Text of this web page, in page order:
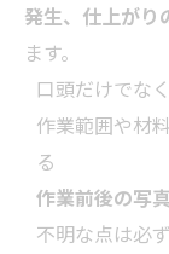
発生、仕上がり
ます。
口頭だけでなく
作業範囲や材
る
作業前後の写
不明な点は必